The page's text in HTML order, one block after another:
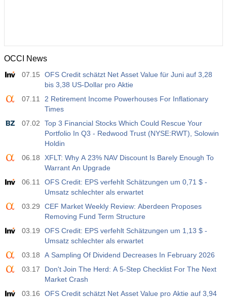
OCCI News
07.15
OFS Credit schätzt Net Asset Value für Juni auf 3,28
bis 3,38 US-Dollar pro Aktie
07.11
2 Retirement Income Powerhouses For Inflationary
Times
07.02
Top 3 Financial Stocks Which Could Rescue Your
Portfolio In Q3 - Redwood Trust (NYSE:RWT), Solowin
Holdin
06.18
XFLT: Why A 23% NAV Discount Is Barely Enough To
Warrant An Upgrade
06.11
OFS Credit: EPS verfehlt Schätzungen um 0,71 $ -
Umsatz schlechter als erwartet
03.29
CEF Market Weekly Review: Aberdeen Proposes
Removing Fund Term Structure
03.19
OFS Credit: EPS verfehlt Schätzungen um 1,13 $ -
Umsatz schlechter als erwartet
03.18
A Sampling Of Dividend Decreases In February 2026
03.17
Don't Join The Herd: A 5-Step Checklist For The Next
Market Crash
03.16
OFS Credit schätzt Net Asset Value pro Aktie auf 3,94